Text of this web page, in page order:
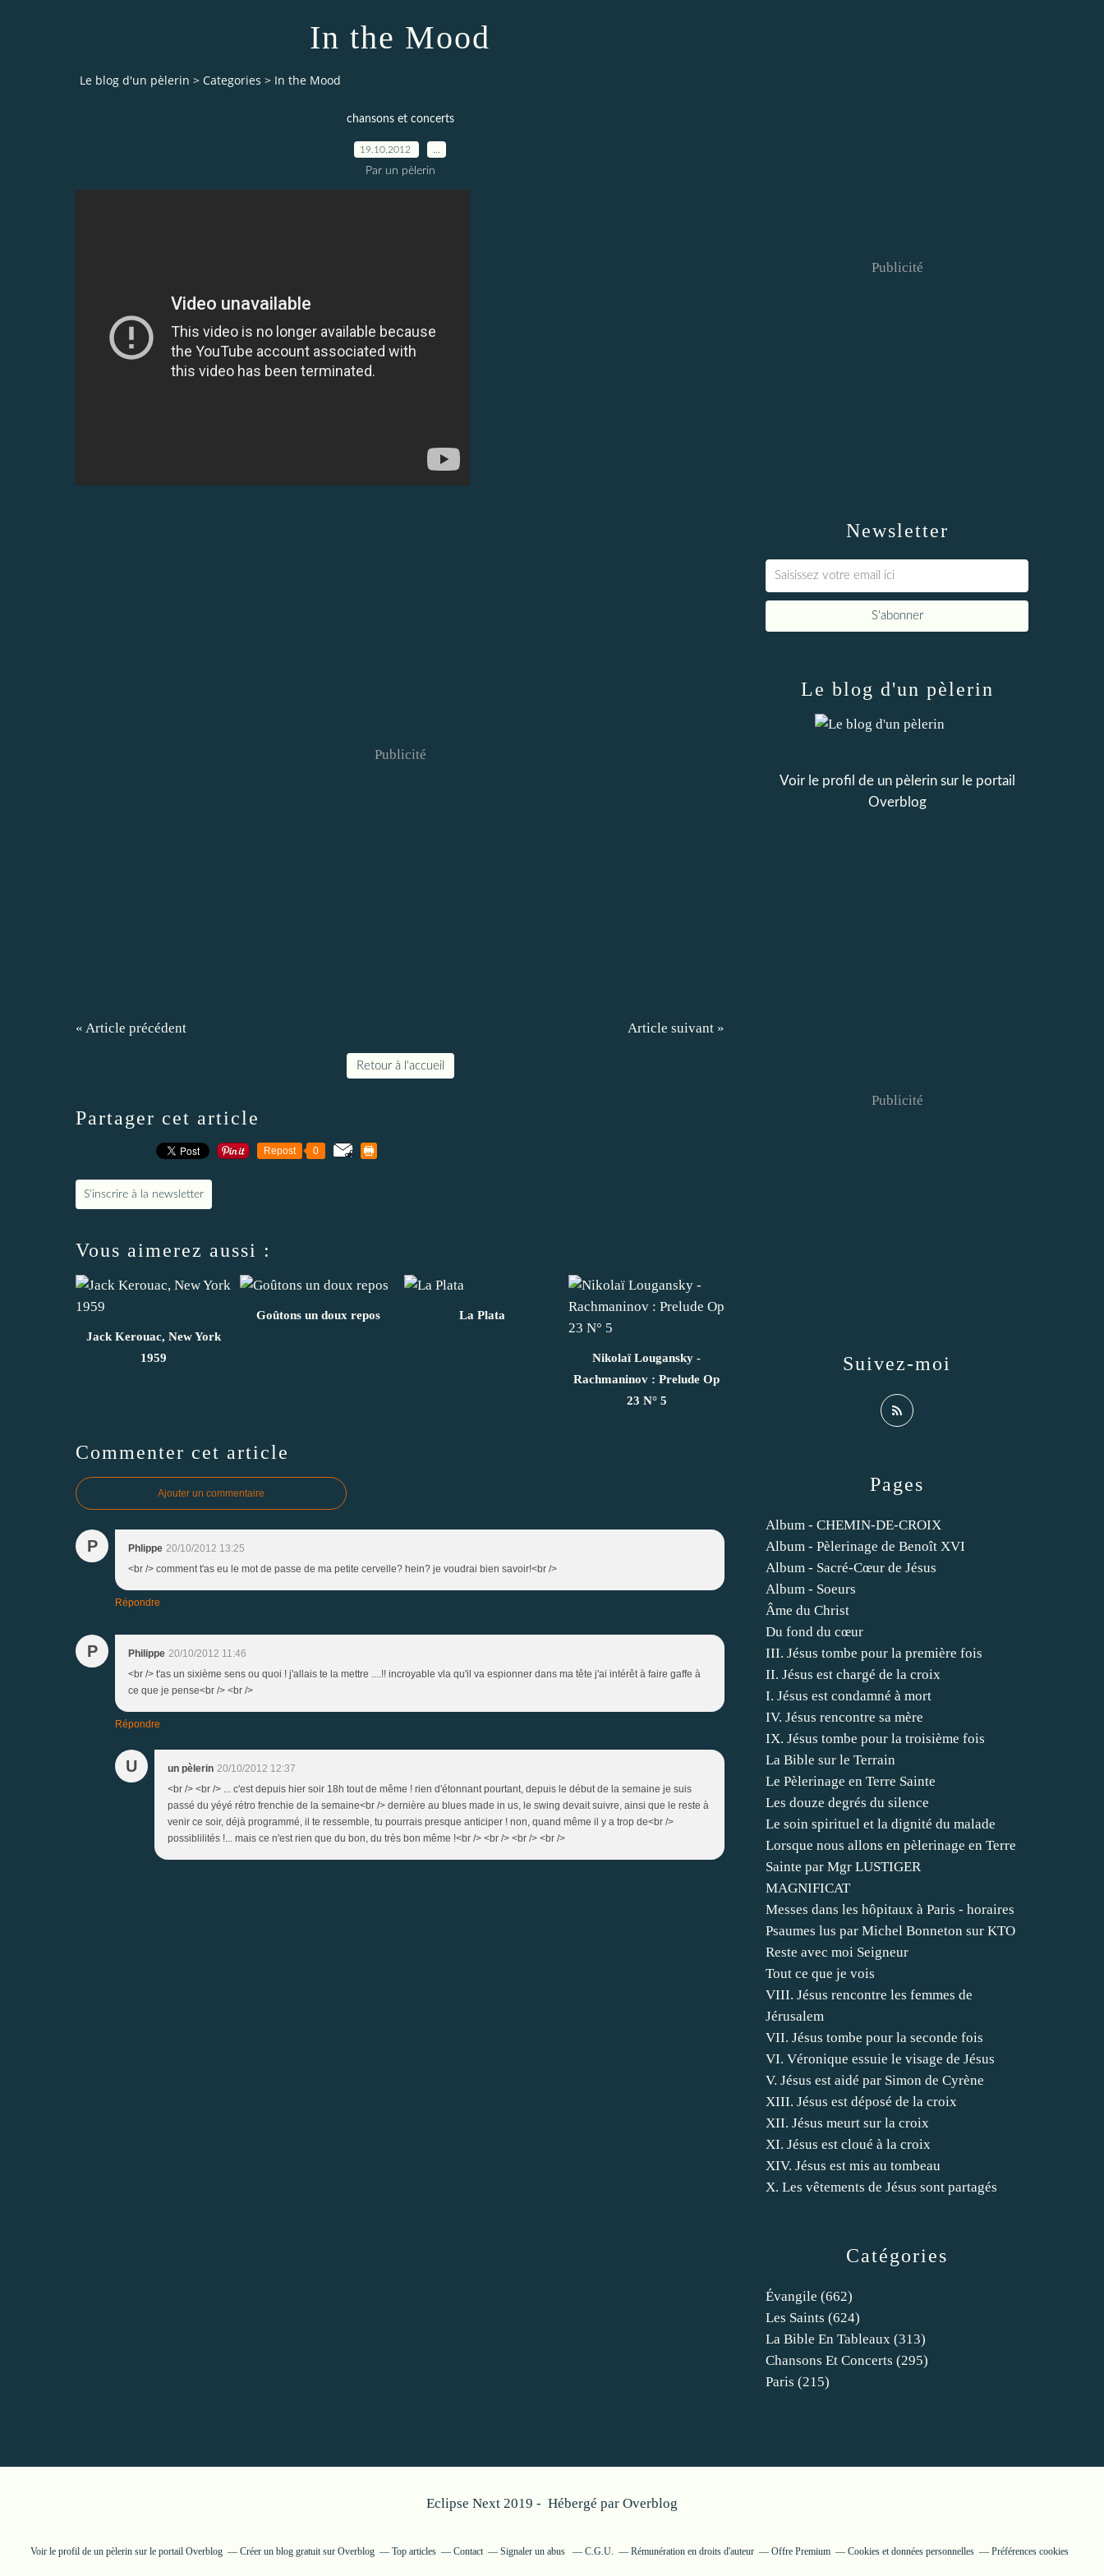
In the Mood
Le blog d'un pèlerin > Categories > In the Mood
chansons et concerts
19.10.2012
Par un pèlerin
Publicité
« Article précédent Article suivant »
Retour à l'accueil
Partager cet article
Repost 0
S'inscrire à la newsletter
Vous aimerez aussi :
Jack Kerouac, New York
1959
Goûtons un doux repos La Plata
Nikolaï Lougansky -
Rachmaninov : Prelude Op
23 N° 5
Commenter cet article
Ajouter un commentaire
P Phlippe 20/10/2012 13:25
<br /> comment t'as eu le mot de passe de ma petite cervelle? hein? je voudrai bien savoir!<br />
Répondre
P Philippe 20/10/2012 11:46
<br /> t'as un sixième sens ou quoi ! j'allais te la mettre ....!! incroyable vla qu'il va espionner dans ma tête j'ai intérêt à faire gaffe à
ce que je pense<br /> <br />
Répondre
U un pèlerin 20/10/2012 12:37
<br /> <br /> ... c'est depuis hier soir 18h tout de même ! rien d'étonnant pourtant, depuis le début de la semaine je suis
passé du yéyé rétro frenchie de la semaine<br /> dernière au blues made in us, le swing devait suivre, ainsi que le reste à
venir ce soir, déjà programmé, il te ressemble, tu pourrais presque anticiper ! non, quand même il y a trop de<br />
possiblilités !... mais ce n'est rien que du bon, du très bon même !<br /> <br /> <br /> <br />
Newsletter
Publicité
Catégories
Évangile (662)
Les Saints (624)
La Bible En Tableaux (313)
Chansons Et Concerts (295)
Paris (215)
Pages
Album - CHEMIN-DE-CROIX
Album - Pèlerinage de Benoît XVI
Album - Sacré-Cœur de Jésus
Album - Soeurs
Âme du Christ
Du fond du cœur
III. Jésus tombe pour la première fois
II. Jésus est chargé de la croix
I. Jésus est condamné à mort
IV. Jésus rencontre sa mère
IX. Jésus tombe pour la troisième fois
La Bible sur le Terrain
Le Pèlerinage en Terre Sainte
Les douze degrés du silence
Le soin spirituel et la dignité du malade
Lorsque nous allons en pèlerinage en Terre
Sainte par Mgr LUSTIGER
MAGNIFICAT
Messes dans les hôpitaux à Paris - horaires
Psaumes lus par Michel Bonneton sur KTO
Reste avec moi Seigneur
Tout ce que je vois
VIII. Jésus rencontre les femmes de
Jérusalem
VII. Jésus tombe pour la seconde fois
VI. Véronique essuie le visage de Jésus
V. Jésus est aidé par Simon de Cyrène
XIII. Jésus est déposé de la croix
XII. Jésus meurt sur la croix
XI. Jésus est cloué à la croix
XIV. Jésus est mis au tombeau
X. Les vêtements de Jésus sont partagés
Le blog d'un pèlerin
Voir le profil de un pèlerinsur le portail
Overblog
Suivez-moi
Publicité
Eclipse Next 2019 - Hébergé par Overblog
Voir le profil de un pèlerin sur le portail Overblog Créer un blog gratuit sur Overblog Top articles Contact Signaler un abus C.G.U. Rémunération en droits d'auteur Offre Premium Cookies et données personnelles Préférences cookies